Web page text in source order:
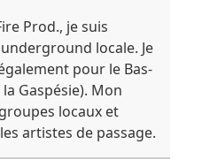
Prod., je suis
locale. Je
pour le Bas-
Gaspésie). Mon
locaux et
artistes de passage.